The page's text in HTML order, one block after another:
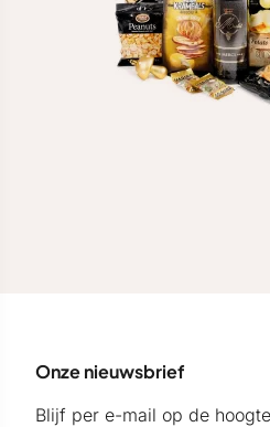
Onze nieuwsbrief
Blijf per e-mail op de